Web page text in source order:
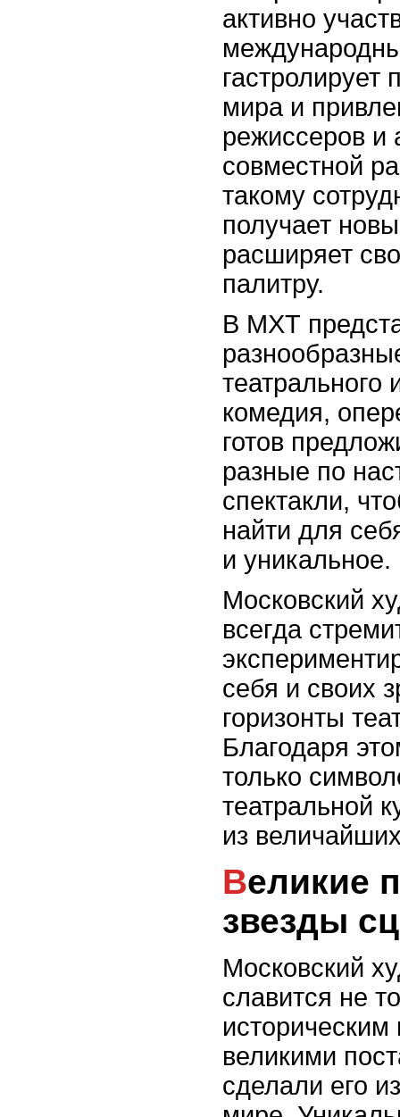
активно
мира и
режиссеров и
совместной
такому
получает
расширяет
палитру.
В МХТ
театрального
комедия,
готов
разные по
спектакли,
найти для
и уникальное.
Московский
всегда
себя и своих
горизонты
Благодаря
только
театральной
из
Великие постановки и
звезды
Московский
славится не
великими
сделали его